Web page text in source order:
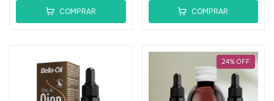
COMPRAR COMPRAR
24% OFF